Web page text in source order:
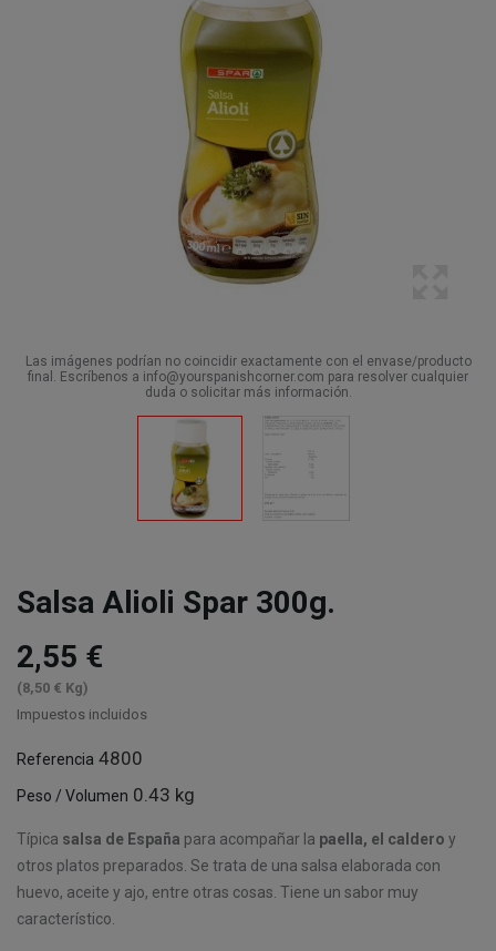
Las imágenes podrían no coincidir exactamente con el envase/producto
final. Escríbenos a info@yourspanishcorner.com para resolver cualquier
duda o solicitar más información.
Salsa Alioli Spar 300g.
2,55 €
(8,50 € Kg)
Impuestos incluidos
Referencia 4800
Peso / Volumen 0.43 kg
Típica salsa de España para acompañar la paella, el caldero y
otros platos preparados. Se trata de una salsa elaborada con
huevo, aceite y ajo, entre otras cosas. Tiene un sabor muy
característico.